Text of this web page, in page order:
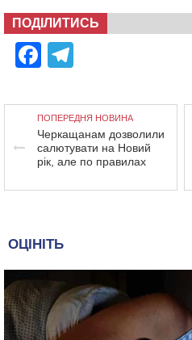
ПОДІЛИТИСЬ
Facebook
ПОПЕРЕДНЯ НОВИНА
Черкащанам дозволили
салютувати на Новий
рік, але по правилах